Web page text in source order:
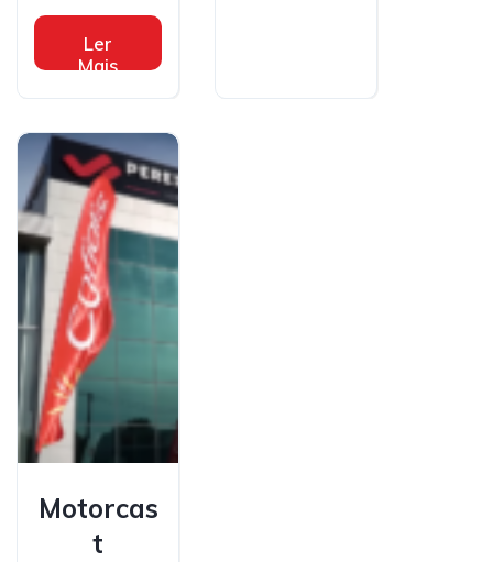
Ler
Mais
Motorcas
t